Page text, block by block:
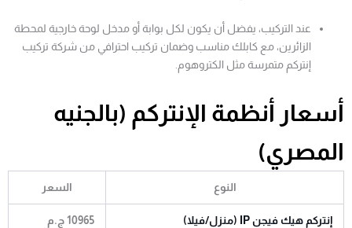
عند التركيب، يفضل أن يكون لكل بوابة أو مدخل لوحة خارجية لمحطة
الزائرين، مع كابلك مناسب وضمان تركيب احترافي من شركة تركيب
إنتركم متمرسة مثل الكتروهوم.
أسعار أنظمة الإنتركم (بالجنيه
المصري)
النوع السعر
إنتركم هيك فيجن IP (منزل/فيلا) 10965 ج.م